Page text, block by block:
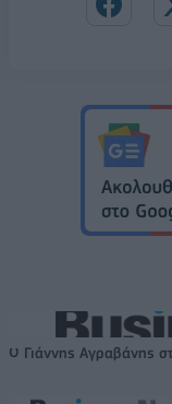
Ο Γιάννης Αγραβάνης